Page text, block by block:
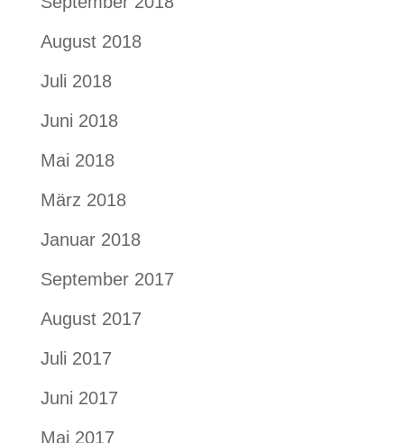
August 2018
Juli 2018
Juni 2018
Mai 2018
März 2018
Januar 2018
September 2017
August 2017
Juli 2017
Juni 2017
Mai 2017